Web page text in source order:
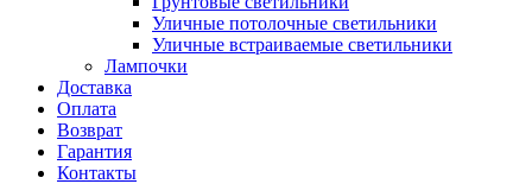
Уличные потолочные светильники
Уличные встраиваемые светильники
Лампочки
Доставка
Оплата
Возврат
Гарантия
Контакты